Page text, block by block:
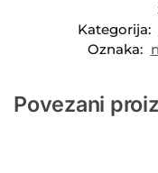
Kategorija:
Oznaka:
Povezani